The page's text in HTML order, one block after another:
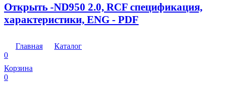
Открыть -ND950 2.0, RCF спецификация,
характеристики, ENG - PDF
Главная
Каталог
0
Корзина
0